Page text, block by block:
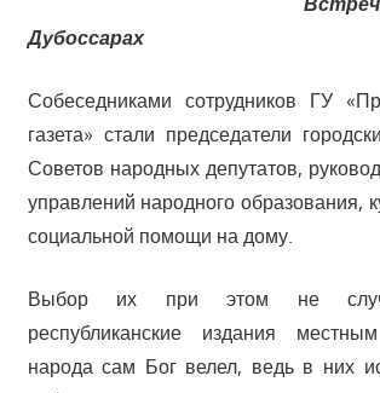
Дубоссарах
Собеседниками сотрудников ГУ
газета» стали председатели
Советов народных депутатов,
управлений народного образования,
социальной помощи на дому.
Выбор их при этом не
республиканские издания
народа сам Бог велел, ведь в них